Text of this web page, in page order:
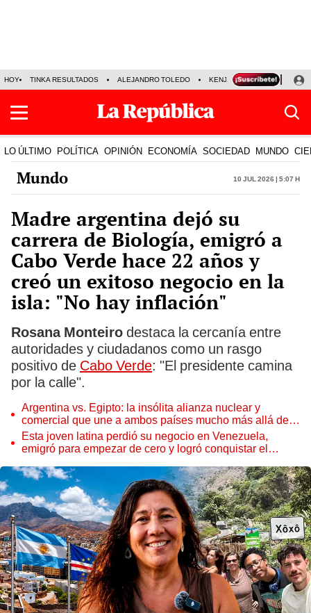
HOY TINKA RESULTADOS ALEJANDRO TOLEDO KENJI FUJIMORI
LO ÚLTIMO POLÍTICA OPINIÓN ECONOMÍA SOCIEDAD MUNDO
Mundo 10 Jul 2026 | 5:07 h
Madre argentina dejó su
carrera de Biología, emigró a
Cabo Verde hace 22 años y
creó un exitoso negocio en la
isla: "No hay inflación"
Rosana Monteiro destaca la cercanía entre
autoridades y ciudadanos como un rasgo
positivo de Cabo Verde: "El presidente camina
por la calle".
Argentina vs. Egipto: la insólita alianza nuclear y
comercial que une a ambos países mucho más allá del
Mundial 2026
Esta joven latina perdió su negocio en Venezuela,
emigró para empezar de cero y logró conquistar el